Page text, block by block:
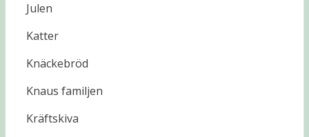
Julen
Katter
Knäckebröd
Knaus familjen
Kräftskiva